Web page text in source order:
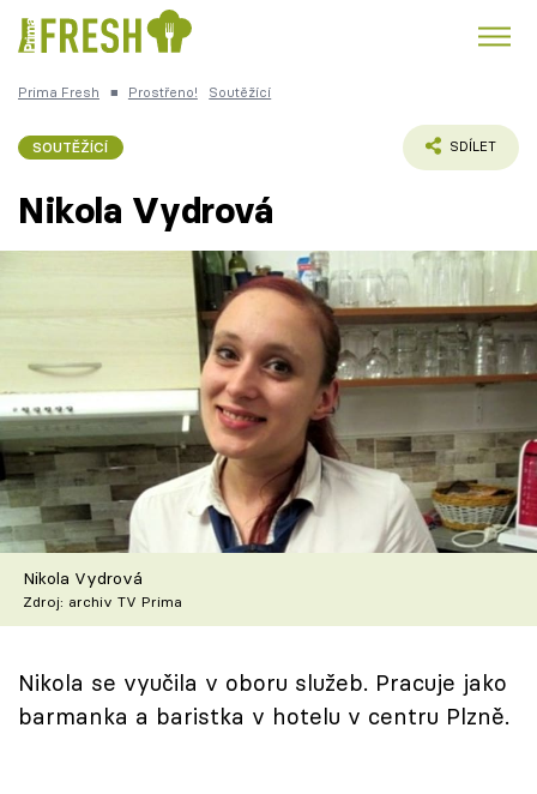
Česká kuchyně
Recepty
Články
TV Program
Škola vaření
Recepty z TV
Speciál: Cuketa
Prima Fresh ■ Prostřeno! Soutěžící
SOUTĚŽÍCÍ SDÍLET
Nikola Vydrová
Nikola Vydrová
Zdroj: archiv TV Prima
Nikola se vyučila v oboru služeb. Pracuje jako
barmanka a baristka v hotelu v centru Plzně.